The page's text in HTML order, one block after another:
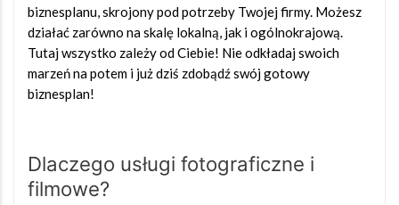
biznesplanu, skrojony pod potrzeby Twojej firmy. Możesz
działać zarówno na skalę lokalną, jak i ogólnokrajową.
Tutaj wszystko zależy od Ciebie! Nie odkładaj swoich
marzeń na potem i już dziś zdobądź swój gotowy
biznesplan!
Dlaczego usługi fotograficzne i
filmowe?